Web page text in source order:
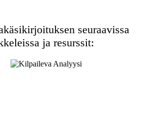
seuraavissa
ja resurssit: